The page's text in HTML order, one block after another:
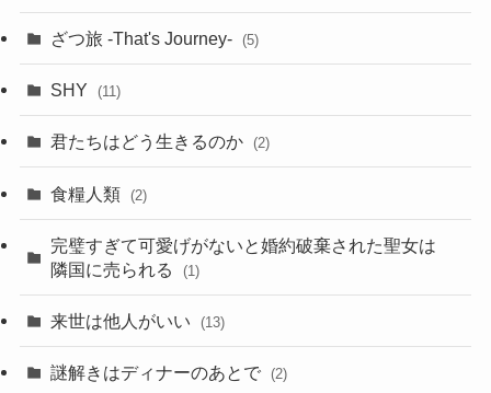
ざつ旅 -That's Journey- (5)
SHY (11)
君たちはどう生きるのか (2)
食糧人類 (2)
完璧すぎて可愛げがないと婚約破棄された聖女は
隣国に売られる
(1)
来世は他人がいい (13)
謎解きはディナーのあとで (2)